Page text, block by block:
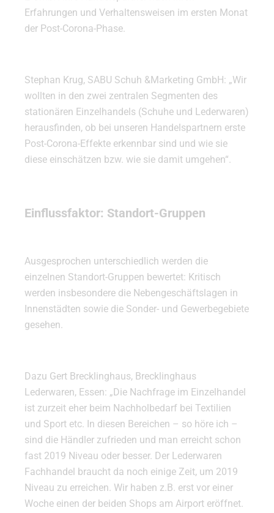
Erfahrungen und Verhaltensweisen im ersten Monat
der Post-Corona-Phase.
Stephan Krug, SABU Schuh &Marketing GmbH: „Wir
wollten in den zwei zentralen Segmenten des
stationären Einzelhandels (Schuhe und Lederwaren)
herausfinden, ob bei unseren Handelspartnern erste
Post-Corona-Effekte erkennbar sind und wie sie
diese einschätzen bzw. wie sie damit umgehen“.
Einflussfaktor: Standort-Gruppen
Ausgesprochen unterschiedlich werden die
einzelnen Standort-Gruppen bewertet: Kritisch
werden insbesondere die Nebengeschäftslagen in
Innenstädten sowie die Sonder- und Gewerbegebiete
gesehen.
Dazu Gert Brecklinghaus, Brecklinghaus
Lederwaren, Essen: „Die Nachfrage im Einzelhandel
ist zurzeit eher beim Nachholbedarf bei Textilien
und Sport etc. In diesen Bereichen – so höre ich –
sind die Händler zufrieden und man erreicht schon
fast 2019 Niveau oder besser. Der Lederwaren
Fachhandel braucht da noch einige Zeit, um 2019
Niveau zu erreichen. Wir haben z.B. erst vor einer
Woche einen der beiden Shops am Airport eröffnet.